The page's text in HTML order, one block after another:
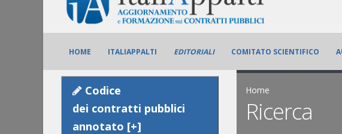
HOME ITALIAPPALTI EDITORIALI COMITATO SCIENTIFICO
Codice
dei contratti pubblici
annotato [+]
Home
Ricerca